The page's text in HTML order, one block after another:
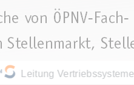
Leitung